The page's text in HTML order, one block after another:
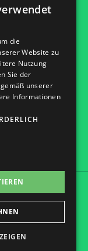
SPANISH
GERMAN
die
Website zu
Nutzung
Sie der
unserer
Informationen